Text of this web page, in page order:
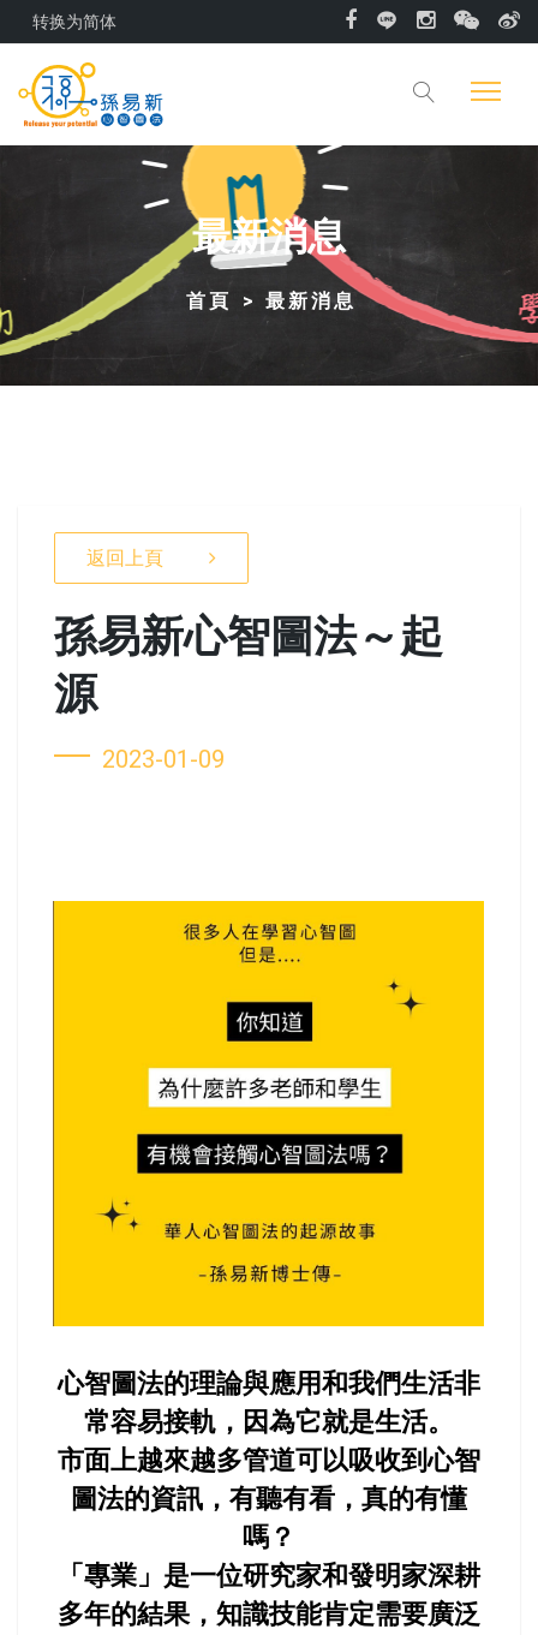
转换为简体
最新消息
首頁 最新消息
返回上頁
孫易新心智圖法～起
源
2023-01-09
心智圖法的理論與應用和我們生活非
常容易接軌，因為它就是生活。
市面上越來越多管道可以吸收到心智
圖法的資訊，有聽有看，真的有懂
嗎？
「專業」是一位研究家和發明家深耕
多年的結果，知識技能肯定需要廣泛